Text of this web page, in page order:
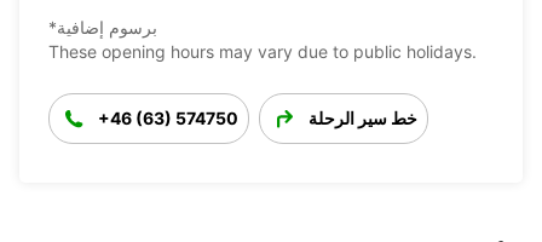
*برسوم إضافية
These opening hours may vary due to public holidays.
+46 (63) 574750 خط سير الرحلة